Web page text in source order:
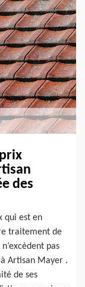
des
qui est en
traitement de
pas
Artisan Mayer .
de ses